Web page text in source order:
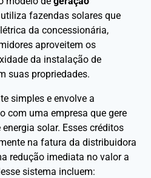
fazendas solares que
da concessionária,
aproveitem os
da instalação de
suas propriedades.
simples e envolve a
com uma empresa que gere
solar. Esses créditos
na fatura da distribuidora
redução imediata no valor a
sistema incluem: